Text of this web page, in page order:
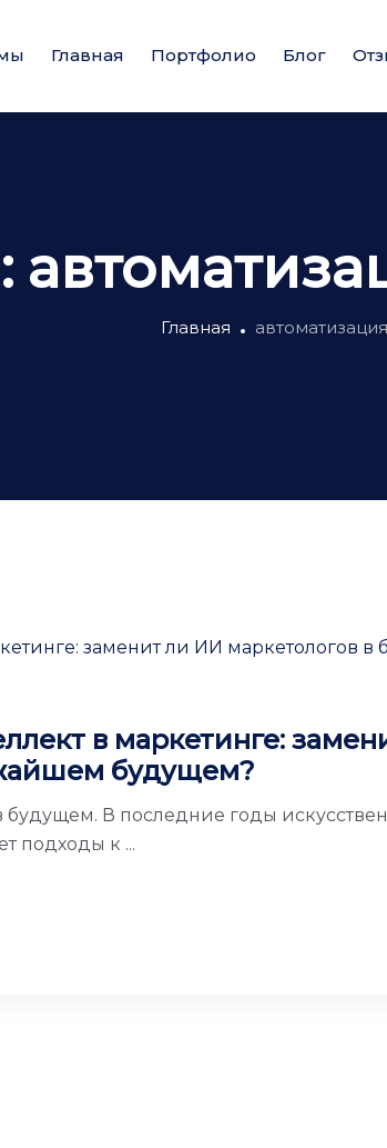
Главная Портфолио Блог
Главная
в маркетинге:
будущем?
будущем. В последние годы
подходы к ...